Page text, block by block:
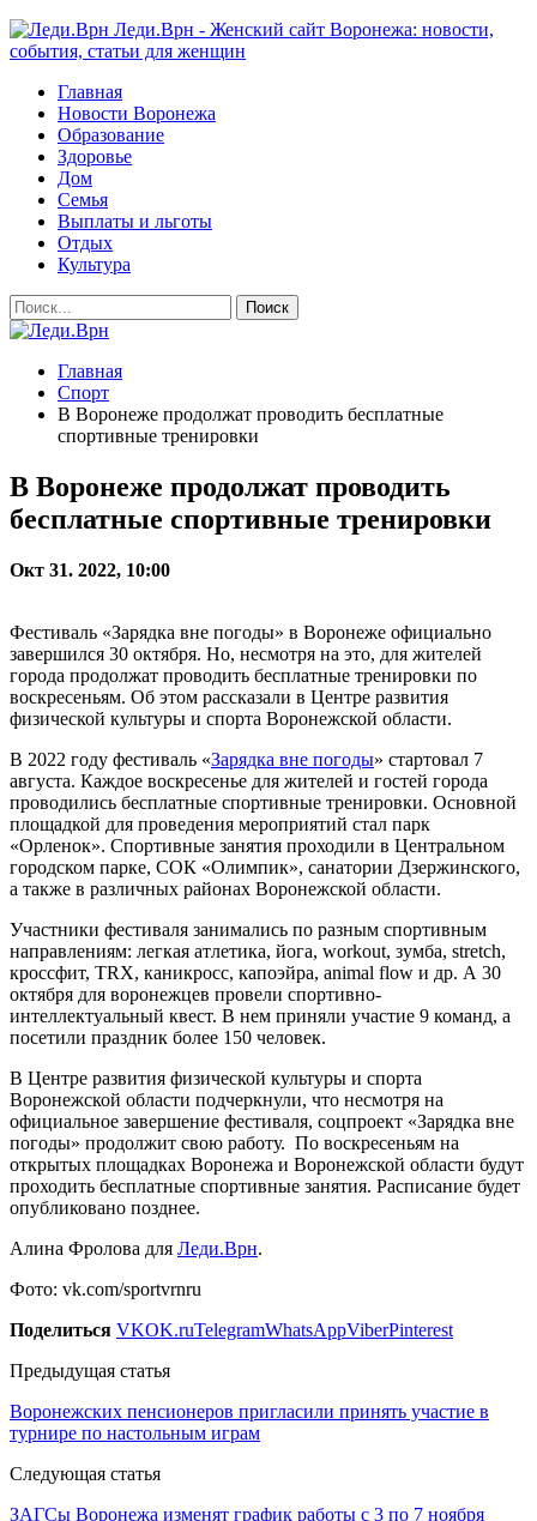
Леди.Врн - Женский сайт Воронежа: новости,
события, статьи для женщин
Главная
Новости Воронежа
Образование
Здоровье
Дом
Семья
Выплаты и льготы
Отдых
Культура
Главная
Спорт
В Воронеже продолжат проводить бесплатные
спортивные тренировки
В Воронеже продолжат проводить
бесплатные спортивные тренировки
Окт 31. 2022, 10:00
Фестиваль «Зарядка вне погоды» в Воронеже официально
завершился 30 октября. Но, несмотря на это, для жителей
города продолжат проводить бесплатные тренировки по
воскресеньям. Об этом рассказали в Центре развития
физической культуры и спорта Воронежской области.
В 2022 году фестиваль «Зарядка вне погоды» стартовал 7
августа. Каждое воскресенье для жителей и гостей города
проводились бесплатные спортивные тренировки. Основной
площадкой для проведения мероприятий стал парк
«Орленок». Спортивные занятия проходили в Центральном
городском парке, СОК «Олимпик», санатории Дзержинского,
а также в различных районах Воронежской области.
Участники фестиваля занимались по разным спортивным
направлениям: легкая атлетика, йога, workout, зумба, stretch,
кроссфит, TRX, каникросс, капоэйра, animal flow и др. А 30
октября для воронежцев провели спортивно-
интеллектуальный квест. В нем приняли участие 9 команд, а
посетили праздник более 150 человек.
В Центре развития физической культуры и спорта
Воронежской области подчеркнули, что несмотря на
официальное завершение фестиваля, соцпроект «Зарядка вне
погоды» продолжит свою работу. По воскресеньям на
открытых площадках Воронежа и Воронежской области будут
проходить бесплатные спортивные занятия. Расписание будет
опубликовано позднее.
Алина Фролова для Леди.Врн.
Фото: vk.com/sportvrnru
Поделиться VKOK.ruTelegramWhatsAppViberPinterest
Предыдущая статья
Воронежских пенсионеров пригласили принять участие в
турнире по настольным играм
Следующая статья
ЗАГСы Воронежа изменят график работы с 3 по 7 ноября